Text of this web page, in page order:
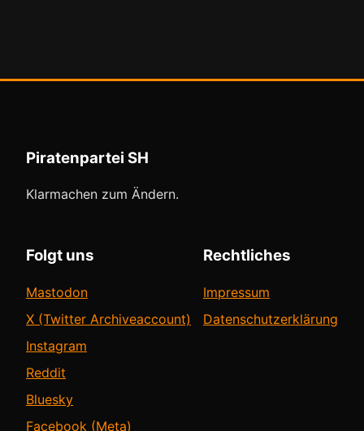
Piratenpartei SH
Klarmachen zum Ändern.
Folgt uns
Mastodon
X (Twitter Archiveaccount)
Instagram
Reddit
Bluesky
Facebook (Meta)
Rechtliches
Impressum
Datenschutzerklärung